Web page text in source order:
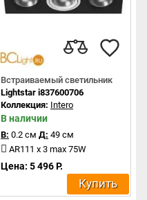
Встраиваемый светильник
Lightstar i837600706
Коллекция: Intero
В наличии
В: 0.2 см Д: 49 см
AR111 x 3 max 75W
Цена: 5 496 Р.
Купить